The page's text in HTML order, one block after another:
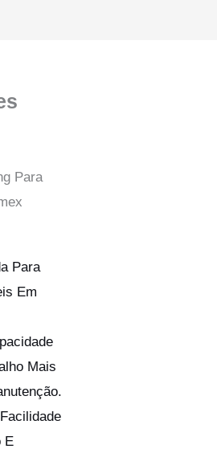
Para
Para
Em
Mais
E